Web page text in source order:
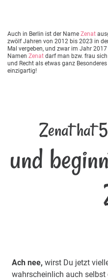
Auch in Berlin ist der Name Zenat
zwölf Jahren von 2012 bis 2023 in
Mal vergeben, und zwar im Jahr
Namen Zenat darf man bzw. frau
und Recht als etwas ganz
einzigartig!
Zenat hat
und
Ach nee, wirst Du jetzt
wahrscheinlich auch